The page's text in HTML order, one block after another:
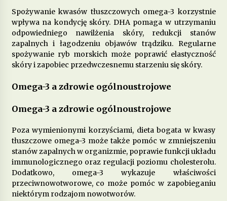
stawów?
11 miesięcy ago
Jakie suplementy warto stosować, by poprawić
zdrowie skóry, włosów i paznokci?
Spożywanie kwasów tłuszczowych omega-3 korzystnie
wpływa na kondycję skóry. DHA pomaga w utrzymaniu
odpowiedniego nawilżenia skóry, redukcji stanów
zapalnych i łagodzeniu objawów trądziku. Regularne
spożywanie ryb morskich może poprawić elastyczność
skóry i zapobiec przedwczesnemu starzeniu się skóry.
Omega-3 a zdrowie ogólnoustrojowe
Omega-3 a zdrowie ogólnoustrojowe
Poza wymienionymi korzyściami, dieta bogata w kwasy
tłuszczowe omega-3 może także pomóc w zmniejszeniu
stanów zapalnych w organizmie, poprawie funkcji układu
immunologicznego oraz regulacji poziomu cholesterolu.
Dodatkowo, omega-3 wykazuje właściwości
przeciwnowotworowe, co może pomóc w zapobieganiu
niektórym rodzajom nowotworów.